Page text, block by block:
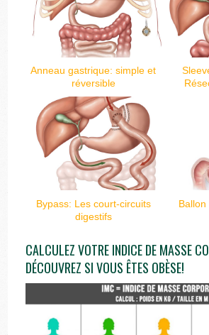
Anneau gastrique: simple et
réversible
Bypass: Les court-circuits
digestifs
CALCULEZ VOTRE INDICE DE MASSE
DÉCOUVREZ SI VOUS ÊTES OBÈSE!